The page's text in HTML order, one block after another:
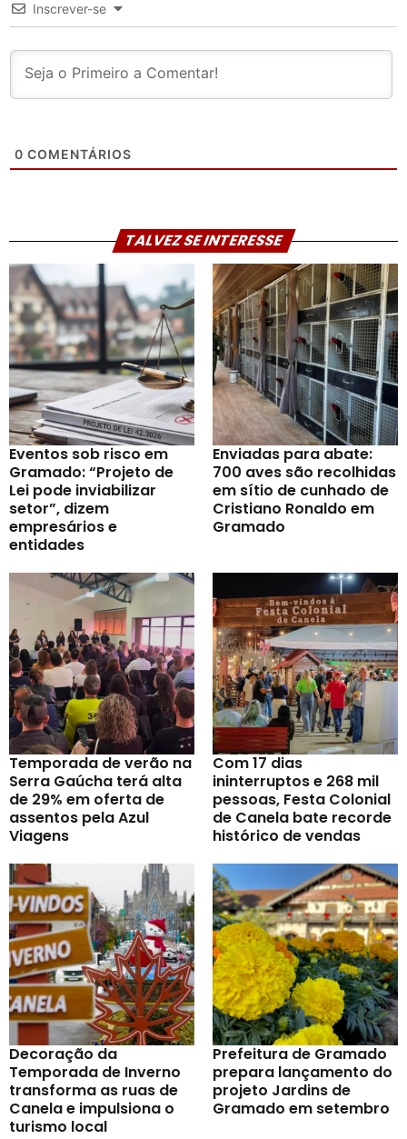
Inscrever-se
0 COMENTÁRIOS
TALVEZ SE INTERESSE
Eventos sob risco em
Gramado: “Projeto de
Lei pode inviabilizar
setor”, dizem
empresários e
entidades
Enviadas para abate:
700 aves são recolhidas
em sítio de cunhado de
Cristiano Ronaldo em
Gramado
Temporada de verão na
Serra Gaúcha terá alta
de 29% em oferta de
assentos pela Azul
Viagens
Com 17 dias
ininterruptos e 268 mil
pessoas, Festa Colonial
de Canela bate recorde
histórico de vendas
Decoração da
Temporada de Inverno
transforma as ruas de
Canela e impulsiona o
turismo local
Prefeitura de Gramado
prepara lançamento do
projeto Jardins de
Gramado em setembro